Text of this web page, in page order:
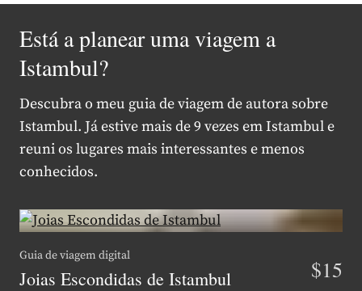
Está a planear uma viagem a
Istambul?
Descubra o meu guia de viagem de autora sobre
Istambul. Já estive mais de 9 vezes em Istambul e
reuni os lugares mais interessantes e menos
conhecidos.
Guia de viagem digital
Joias Escondidas de Istambul $15